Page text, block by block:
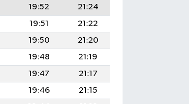
19:52
21:24
19:51
21:22
19:50
21:20
19:48
21:19
19:47
21:17
19:46
21:15